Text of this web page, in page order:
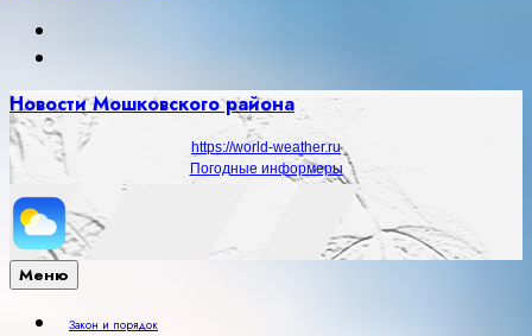
Новости Мошковского района
https://world-weather.ru
Погодные информеры
Меню
Закон и порядок